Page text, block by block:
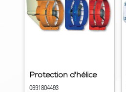
Protection d'hélice
0691804493